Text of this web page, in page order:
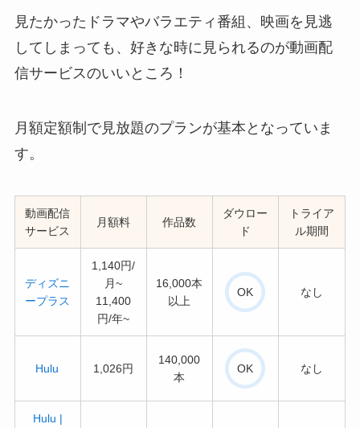
見たかったドラマやバラエティ番組、映画を見逃
してしまっても、好きな時に見られるのが動画配
信サービスのいいところ！
月額定額制で見放題のプランが基本となっていま
す。
動画配信
サービス
月額料 作品数
ダウロー
ド
トライア
ル期間
ディズニ
ープラス
1,140円/
月~
11,400
円/年~
16,000本
以上
OK なし
Hulu 1,026円
140,000
本
OK なし
Hulu |